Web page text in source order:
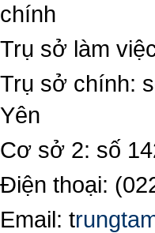
chính
Trụ sở làm
Trụ sở chính:
Yên
Cơ sở 2: số
Điện thoại:
Email: t